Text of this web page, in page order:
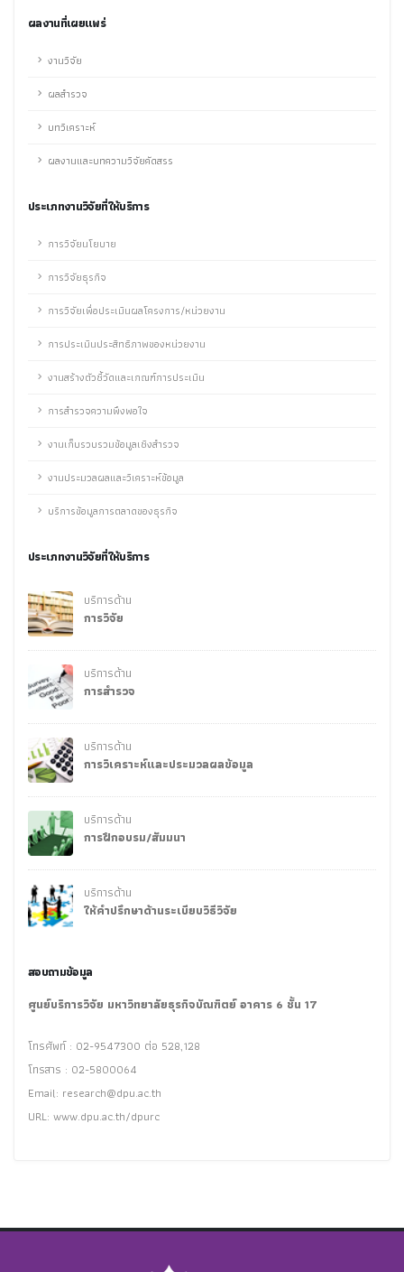
ผลงานที่เผยแพร่
งานวิจัย
ผลสำรวจ
บทวิเคราะห์
ผลงานและบทความวิจัยคัดสรร
ประเภทงานวิจัยที่ให้บริการ
การวิจัยนโยบาย
การวิจัยธุรกิจ
การวิจัยเพื่อประเมินผลโครงการ/หน่วยงาน
การประเมินประสิทธิภาพของหน่วยงาน
งานสร้างตัวชี้วัดและเกณฑ์การประเมิน
การสำรวจความพึงพอใจ
งานเก็บรวบรวมข้อมูลเชิงสำรวจ
งานประมวลผลและวิเคราะห์ข้อมูล
บริการข้อมูลการตลาดของธุรกิจ
ประเภทงานวิจัยที่ให้บริการ
บริการด้าน
การวิจัย
บริการด้าน
การสำรวจ
บริการด้าน
การวิเคราะห์และประมวลผลข้อมูล
บริการด้าน
การฝึกอบรม/สัมมนา
บริการด้าน
ให้คำปรึกษาด้านระเบียบวิธีวิจัย
สอบถามข้อมูล
ศูนย์บริการวิจัย มหาวิทยาลัยธุรกิจบัณฑิตย์ อาคาร 6 ชั้น 17
โทรศัพท์ : 02-9547300 ต่อ 528,128
โทรสาร : 02-5800064
Email: research@dpu.ac.th
URL: www.dpu.ac.th/dpurc